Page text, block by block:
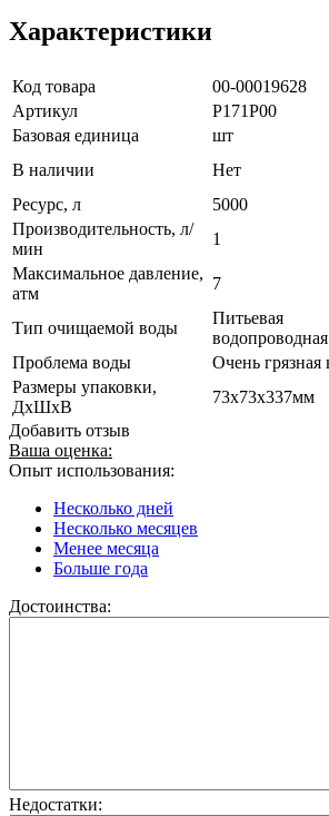
Характеристики
Код товара
00-00019628
Артикул
Р171Р00
Базовая единица
шт
В наличии
Нет
Ресурс, л
5000
Производительность, л/
мин
1
Максимальное давление,
атм
7
Тип очищаемой воды
Питьевая
водопроводная
Проблема воды
Очень грязная
Размеры упаковки,
ДхШхВ
73x73x337мм
Добавить отзыв
Ваша оценка:
Опыт использования:
Несколько дней
Несколько месяцев
Менее месяца
Больше года
Достоинства:
Недостатки: